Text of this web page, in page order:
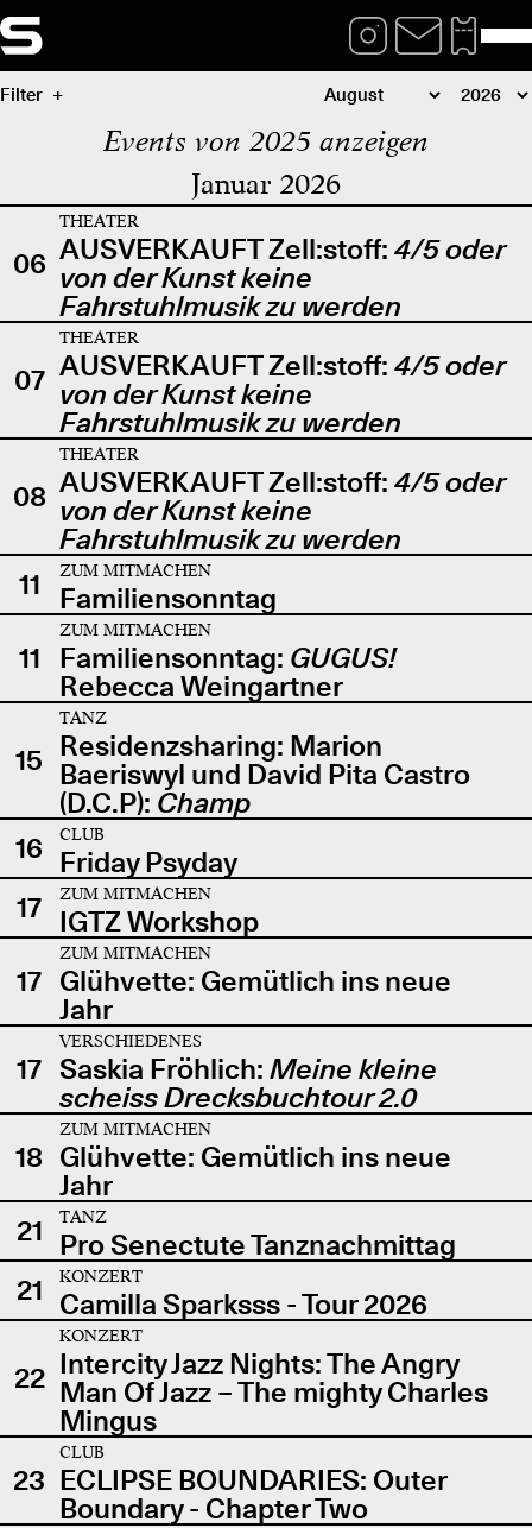
Filter
Events von 2025 anzeigen
Januar 2026
06
THEATER
AUSVERKAUFT Zell:stoff: 4/5 oder
von der Kunst keine
Fahrstuhlmusik zu werden
07
THEATER
AUSVERKAUFT Zell:stoff: 4/5 oder
von der Kunst keine
Fahrstuhlmusik zu werden
08
THEATER
AUSVERKAUFT Zell:stoff: 4/5 oder
von der Kunst keine
Fahrstuhlmusik zu werden
11
ZUM MITMACHEN
Familiensonntag
11
ZUM MITMACHEN
Familiensonntag: GUGUS!
Rebecca Weingartner
15
TANZ
Residenzsharing: Marion
Baeriswyl und David Pita Castro
(D.C.P): Champ
16
CLUB
Friday Psyday
17
ZUM MITMACHEN
IGTZ Workshop
17
ZUM MITMACHEN
Glühvette: Gemütlich ins neue
Jahr
17
VERSCHIEDENES
Saskia Fröhlich: Meine kleine
scheiss Drecksbuchtour 2.0
18
ZUM MITMACHEN
Glühvette: Gemütlich ins neue
Jahr
21
TANZ
Pro Senectute Tanznachmittag
21
KONZERT
Camilla Sparksss - Tour 2026
22
KONZERT
Intercity Jazz Nights: The Angry
Man Of Jazz – The mighty Charles
Mingus
23
CLUB
ECLIPSE BOUNDARIES: Outer
Boundary - Chapter Two